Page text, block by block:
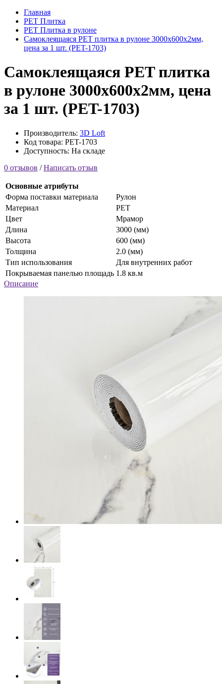
Главная
PET Плитка
PET Плитка в рулоне
Самоклеящаяся PET плитка в рулоне 3000х600х2мм,
цена за 1 шт. (PET-1703)
Самоклеящаяся PET плитка
в рулоне 3000х600х2мм, цена
за 1 шт. (PET-1703)
Производитель: 3D Loft
Код товара: PET-1703
Доступность: На складе
0 отзывов /Написать отзыв
Основные атрибуты
Форма поставки материала
Рулон
Материал
PET
Цвет
Мрамор
Длина
3000 (мм)
Высота
600 (мм)
Толщина
2.0 (мм)
Тип использования
Для внутренних работ
Покрываемая панелью площадь 1.8 кв.м
Описание